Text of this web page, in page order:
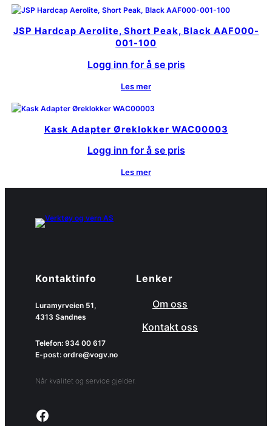
JSP Hardcap Aerolite, Short Peak, Black AAF000-
001-100
Logg inn for å se pris
Les mer
Kask Adapter Øreklokker WAC00003
Logg inn for å se pris
Les mer
Kontaktinfo
Luramyrveien 51,
4313 Sandnes
Telefon: 934 00 617
E-post: ordre@vogv.no
Når kvalitet og service gjelder.
Link to facebook page
Lenker
Om oss
Kontakt oss